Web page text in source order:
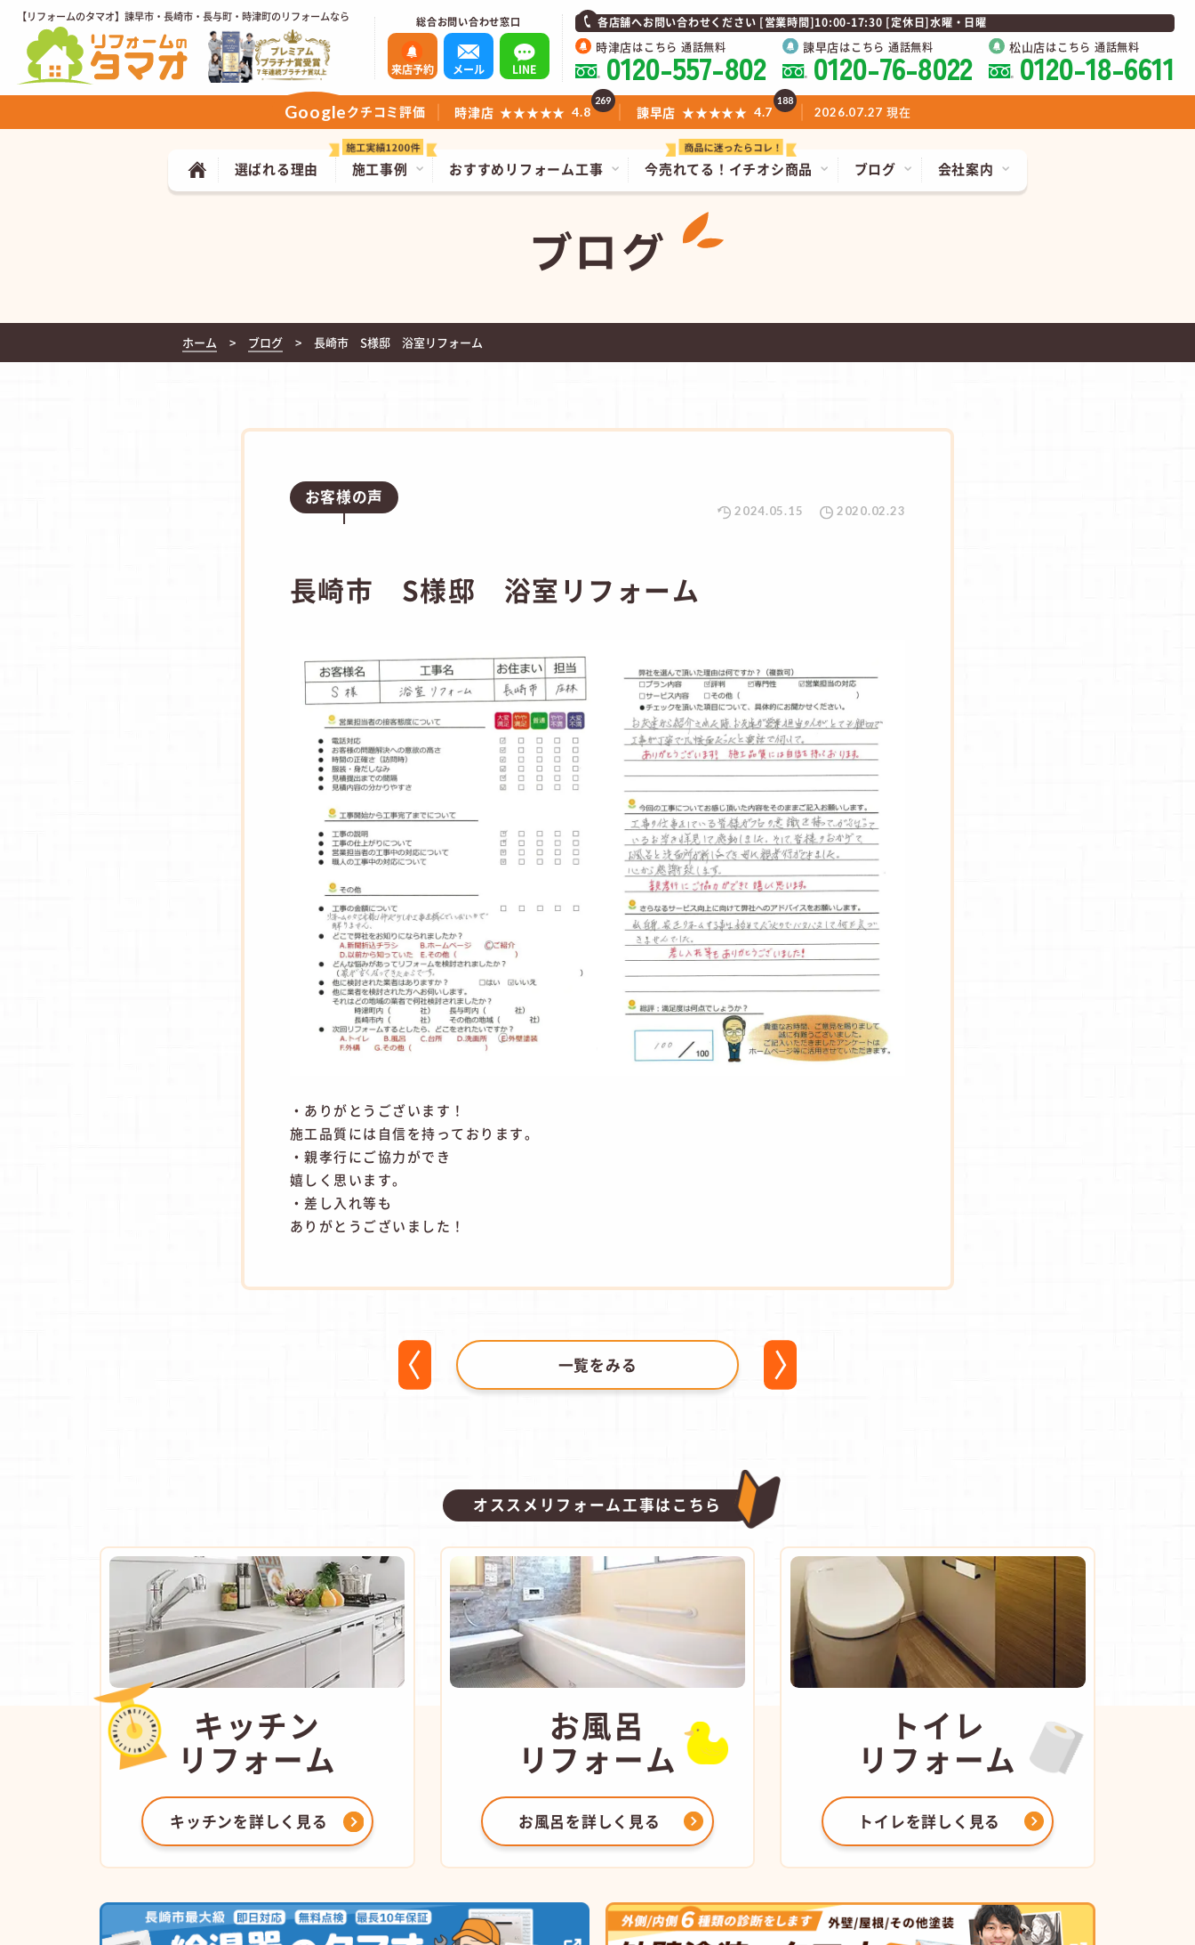
【リフォームのタマオ】諫早市・長崎市・長与町・時津町のリフォームなら 総合お問い合わせ窓口
来店予約 メール LINE
各店舗へお問い合わせください [営業時間]10:00-17:30 [定休日]水曜・日曜
時津店はこちら 通話無料
0120-557-802 諫早店はこちら 通話無料
0120-76-8022 松山店はこちら 通話無料
0120-18-6611
今売れてる！ イチオシ商品
施工事例 おすすめリフォーム工事
選ばれる理由 ブログ 会社案内
Googleクチコミ評価 時津店 ★★★★★ 4.8
269
諫早店 ★★★★★ 4.7
188
2026.07.27 現在
ブログ
ホーム ブログ 長崎市 S様邸 浴室リフォーム
お客様の声
2024.05.15 2020.02.23
長崎市 S様邸 浴室リフォーム
・ありがとうございます！
施工品質には自信を持っております。
・親孝行にご協力ができ
嬉しく思います。
・差し入れ等も
ありがとうございました！
一覧をみる
オススメリフォーム工事はこちら
キッチン
リフォーム
キッチンを詳しく見る
お風呂
リフォーム
お風呂を詳しく見る
トイレ
リフォーム
トイレを詳しく見る